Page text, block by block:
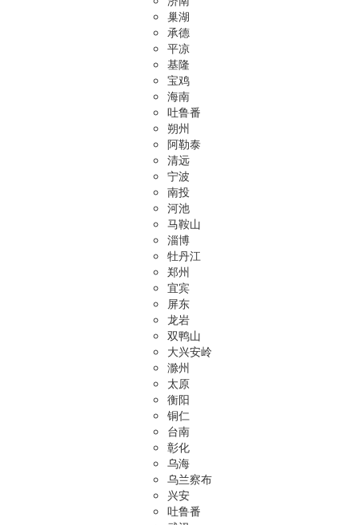
巢湖
承德
平凉
基隆
宝鸡
海南
吐鲁番
朔州
阿勒泰
清远
宁波
南投
河池
马鞍山
淄博
牡丹江
郑州
宜宾
屏东
龙岩
双鸭山
大兴安岭
滁州
太原
衡阳
铜仁
台南
彰化
乌海
乌兰察布
兴安
吐鲁番